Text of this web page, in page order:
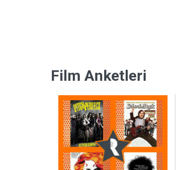
Film Anketleri